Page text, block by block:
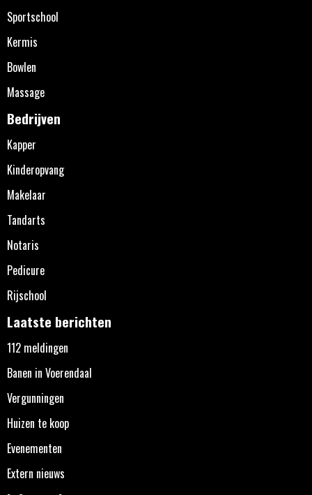
Sportschool
Kermis
Bowlen
Massage
Bedrijven
Kapper
Kinderopvang
Makelaar
Tandarts
Notaris
Pedicure
Rijschool
Laatste berichten
112 meldingen
Banen in Voerendaal
Vergunningen
Huizen te koop
Evenementen
Extern nieuws